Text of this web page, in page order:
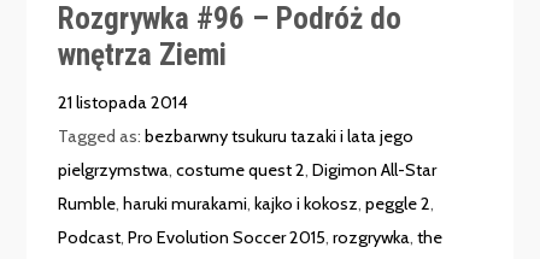
Rozgrywka #96 – Podróż do
wnętrza Ziemi
21 listopada 2014
Tagged as:bezbarwny tsukuru tazaki i lata jego
pielgrzymstwa,costume quest 2,Digimon All-Star
Rumble,haruki murakami,kajko i kokosz,peggle 2,
Podcast,Pro Evolution Soccer 2015,rozgrywka,the